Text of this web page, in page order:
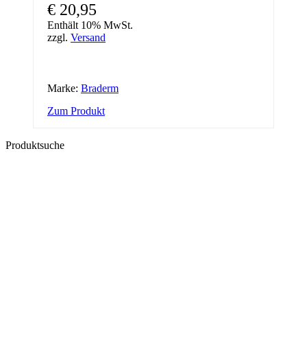
€ 20,95
Enthält 10% MwSt.
zzgl. Versand
Marke: Braderm
Zum Produkt
Produktsuche